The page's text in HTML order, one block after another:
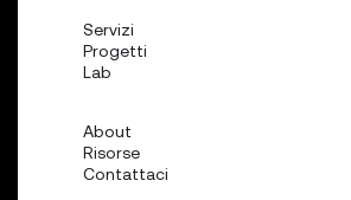
Servizi
Progetti
Lab
About
Risorse
Contattaci